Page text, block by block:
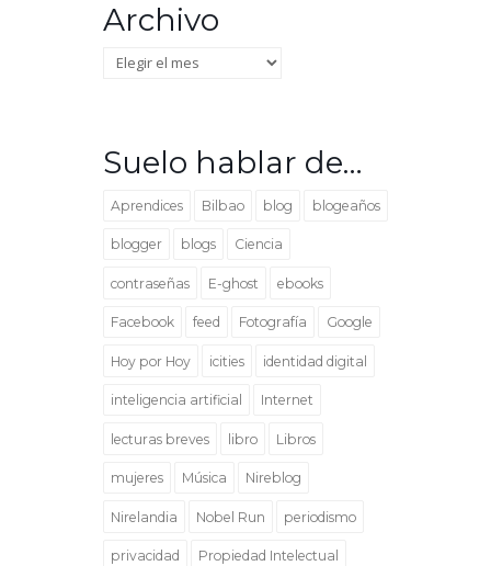
Archivo
Archivo
Suelo hablar de…
Aprendices Bilbao blog blogeaños
blogger blogs Ciencia
contraseñas E-ghost ebooks
Facebook feed Fotografía Google
Hoy por Hoy icities identidad digital
inteligencia artificial Internet
lecturas breves libro Libros
mujeres Música Nireblog
Nirelandia Nobel Run periodismo
privacidad Propiedad Intelectual